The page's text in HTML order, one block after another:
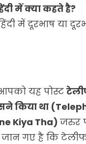
में क्या कहते है?
में दूरभाष या
यह पोस्ट
किया था
Kiya Tha) जरुर
जान गए है कि